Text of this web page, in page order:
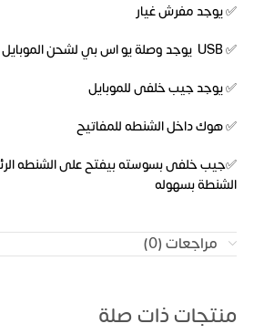
✅ يوجد مفرش غيار
✅ USB يوجد وصلة يو اس بي لشحن الموبايل
✅ يوجد جيب خلفى للموبايل
✅ هوك داخل الشنطه للمفاتيح
✅جيب خلفى بسوسته بيفتح على الشنطه
الشنطة بسهوله
مراجعات (0)
منتجات ذات صلة